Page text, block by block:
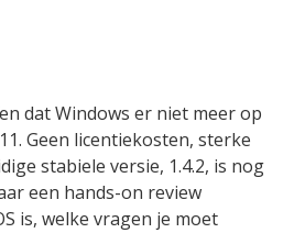
dat Windows er niet meer op
Geen licentiekosten, sterke
stabiele versie, 1.4.2, is nog
een hands-on review
is, welke vragen je moet